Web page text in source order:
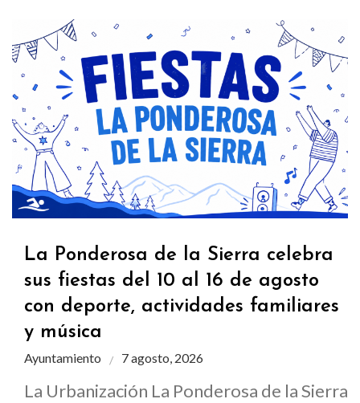
La Ponderosa de la Sierra celebra
sus fiestas del 10 al 16 de agosto
con deporte, actividades familiares
y música
Ayuntamiento 7 agosto, 2026
La Urbanización La Ponderosa de la Sierra